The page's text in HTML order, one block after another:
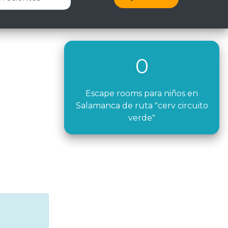
0
Escape rooms para niños en
Salamanca de ruta "cerv circuito
verde"